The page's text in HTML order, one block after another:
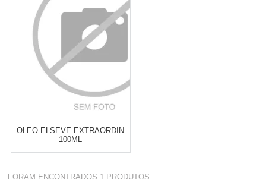
OLEO ELSEVE EXTRAORDIN
100ML
Varejo: R$ 4.050,70
FORAM ENCONTRADOS 1 PRODUTOS